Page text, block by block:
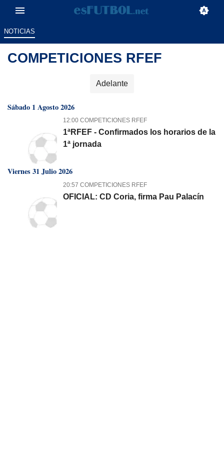
NOTICIAS
COMPETICIONES RFEF
Adelante
Sábado 1 Agosto 2026
12:00 COMPETICIONES RFEF
1ªRFEF - Confirmados los horarios de la
1ª jornada
Viernes 31 Julio 2026
20:57 COMPETICIONES RFEF
OFICIAL: CD Coria, firma Pau Palacín